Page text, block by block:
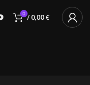
0 / 0,00€